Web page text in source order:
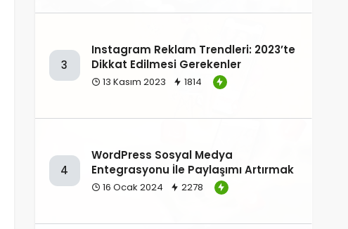
3
Instagram Reklam Trendleri: 2023’te
Dikkat Edilmesi Gerekenler
13 Kasım 2023 1814
4
WordPress Sosyal Medya
Entegrasyonu İle Paylaşımı Artırmak
16 Ocak 2024 2278